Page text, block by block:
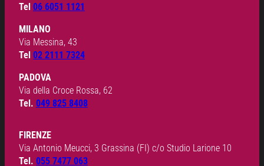
Tel 06 6051 1121
MILANO
Via Messina, 43
Tel 02 2111 7324
PADOVA
Via della Croce Rossa, 62
Tel. 049 825 8408
FIRENZE
Via Antonio Meucci, 3 Grassina (FI) c/o Studio Larione 10
Tel. 055 7477 063